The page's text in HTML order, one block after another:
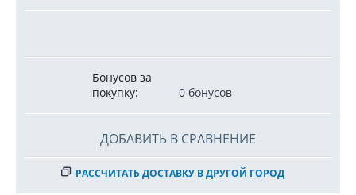
Бонусов за
покупку:
0 бонусов
ДОБАВИТЬ В СРАВНЕНИЕ
РАССЧИТАТЬ ДОСТАВКУ В ДРУГОЙ ГОРОД